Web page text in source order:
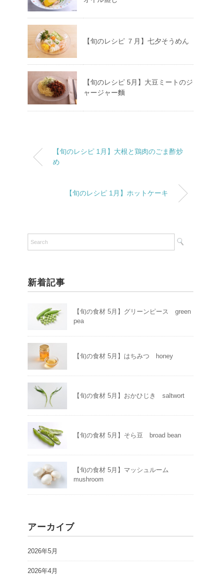
【旬のレシピ ７月】七夕そうめん
【旬のレシピ 5月】大豆ミートのジ
ャージャー麵
【旬のレシピ 1月】大根と鶏肉のごま酢炒
め
【旬のレシピ 1月】ホットケーキ
新着記事
【旬の食材 5月】グリーンピース green
pea
【旬の食材 5月】はちみつ honey
【旬の食材 5月】おかひじき saltwort
【旬の食材 5月】そら豆 broad bean
【旬の食材 5月】マッシュルーム
mushroom
アーカイブ
2026年5月
2026年4月